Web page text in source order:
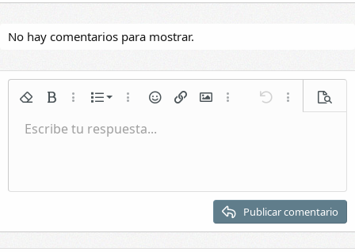
No hay comentarios para mostrar.
Quitar formato
NegritaMás opciones...
Lista
Lista numerada
Lista
Más opciones...
Emoticonos
Insertar enlace
Insertar imagen
Más opciones...
Deshacer
Más
Vista
ItálicaSubrayarTachado
Formato de párrafo
Normal
Encabezado 2
VídeosGalería incrustada
CitarInsertar tabla
Spoiler
RehacerCambiar editor BB
BorradoresGuardar borrador
Escribe tu respuesta...
Publicar comentario